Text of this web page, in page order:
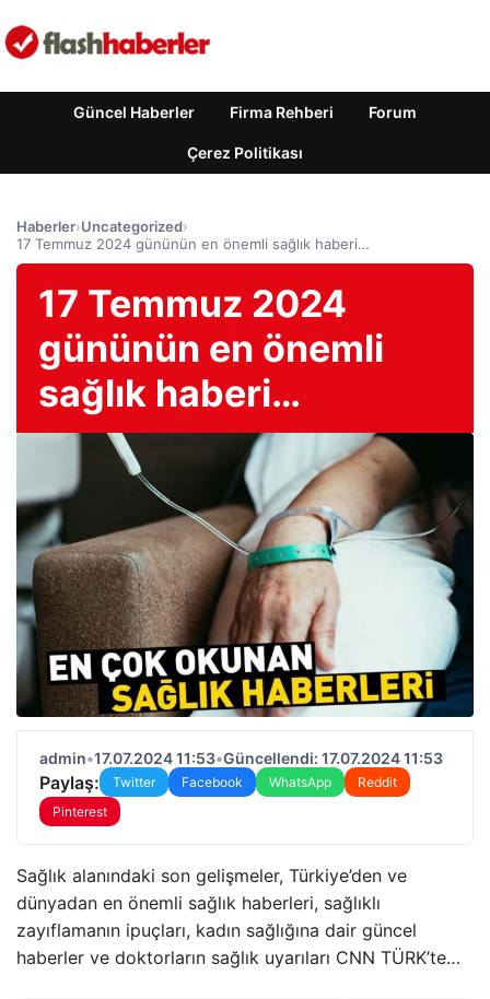
Güncel Haberler Firma Rehberi Forum
Çerez Politikası
Haberler›Uncategorized›
17 Temmuz 2024 gününün en önemli sağlık haberi…
17 Temmuz 2024
gününün en önemli
sağlık haberi…
admin•17.07.2024 11:53•Güncellendi: 17.07.2024 11:53
Paylaş: Twitter Facebook WhatsApp
Reddit
Pinterest
Sağlık alanındaki son gelişmeler, Türkiye’den ve
dünyadan en önemli sağlık haberleri, sağlıklı
zayıflamanın ipuçları, kadın sağlığına dair güncel
haberler ve doktorların sağlık uyarıları CNN TÜRK’te…